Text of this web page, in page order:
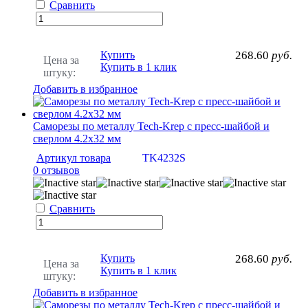
Сравнить
Цена за
штуку:
268.60 руб.
Купить
Купить в 1 клик
Добавить в избранное
Саморезы по металлу Tech-Krep с пресс-шайбой и
сверлом 4.2х32 мм
Артикул товара
TK4232S
0 отзывов
Сравнить
Цена за
штуку:
268.60 руб.
Купить
Купить в 1 клик
Добавить в избранное